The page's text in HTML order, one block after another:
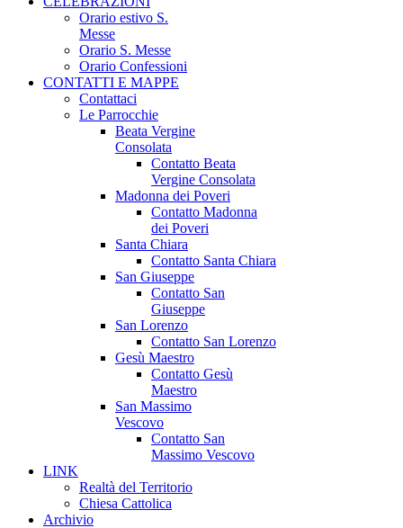
Orario estivo S.
Messe
Orario S. Messe
Orario Confessioni
CONTATTI E MAPPE
Contattaci
Le Parrocchie
Beata Vergine
Consolata
Contatto Beata
Vergine Consolata
Madonna dei Poveri
Contatto Madonna
dei Poveri
Santa Chiara
Contatto Santa Chiara
San Giuseppe
Contatto San
Giuseppe
San Lorenzo
Contatto San Lorenzo
Gesù Maestro
Contatto Gesù
Maestro
San Massimo
Vescovo
Contatto San
Massimo Vescovo
LINK
Realtà del Territorio
Chiesa Cattolica
Archivio